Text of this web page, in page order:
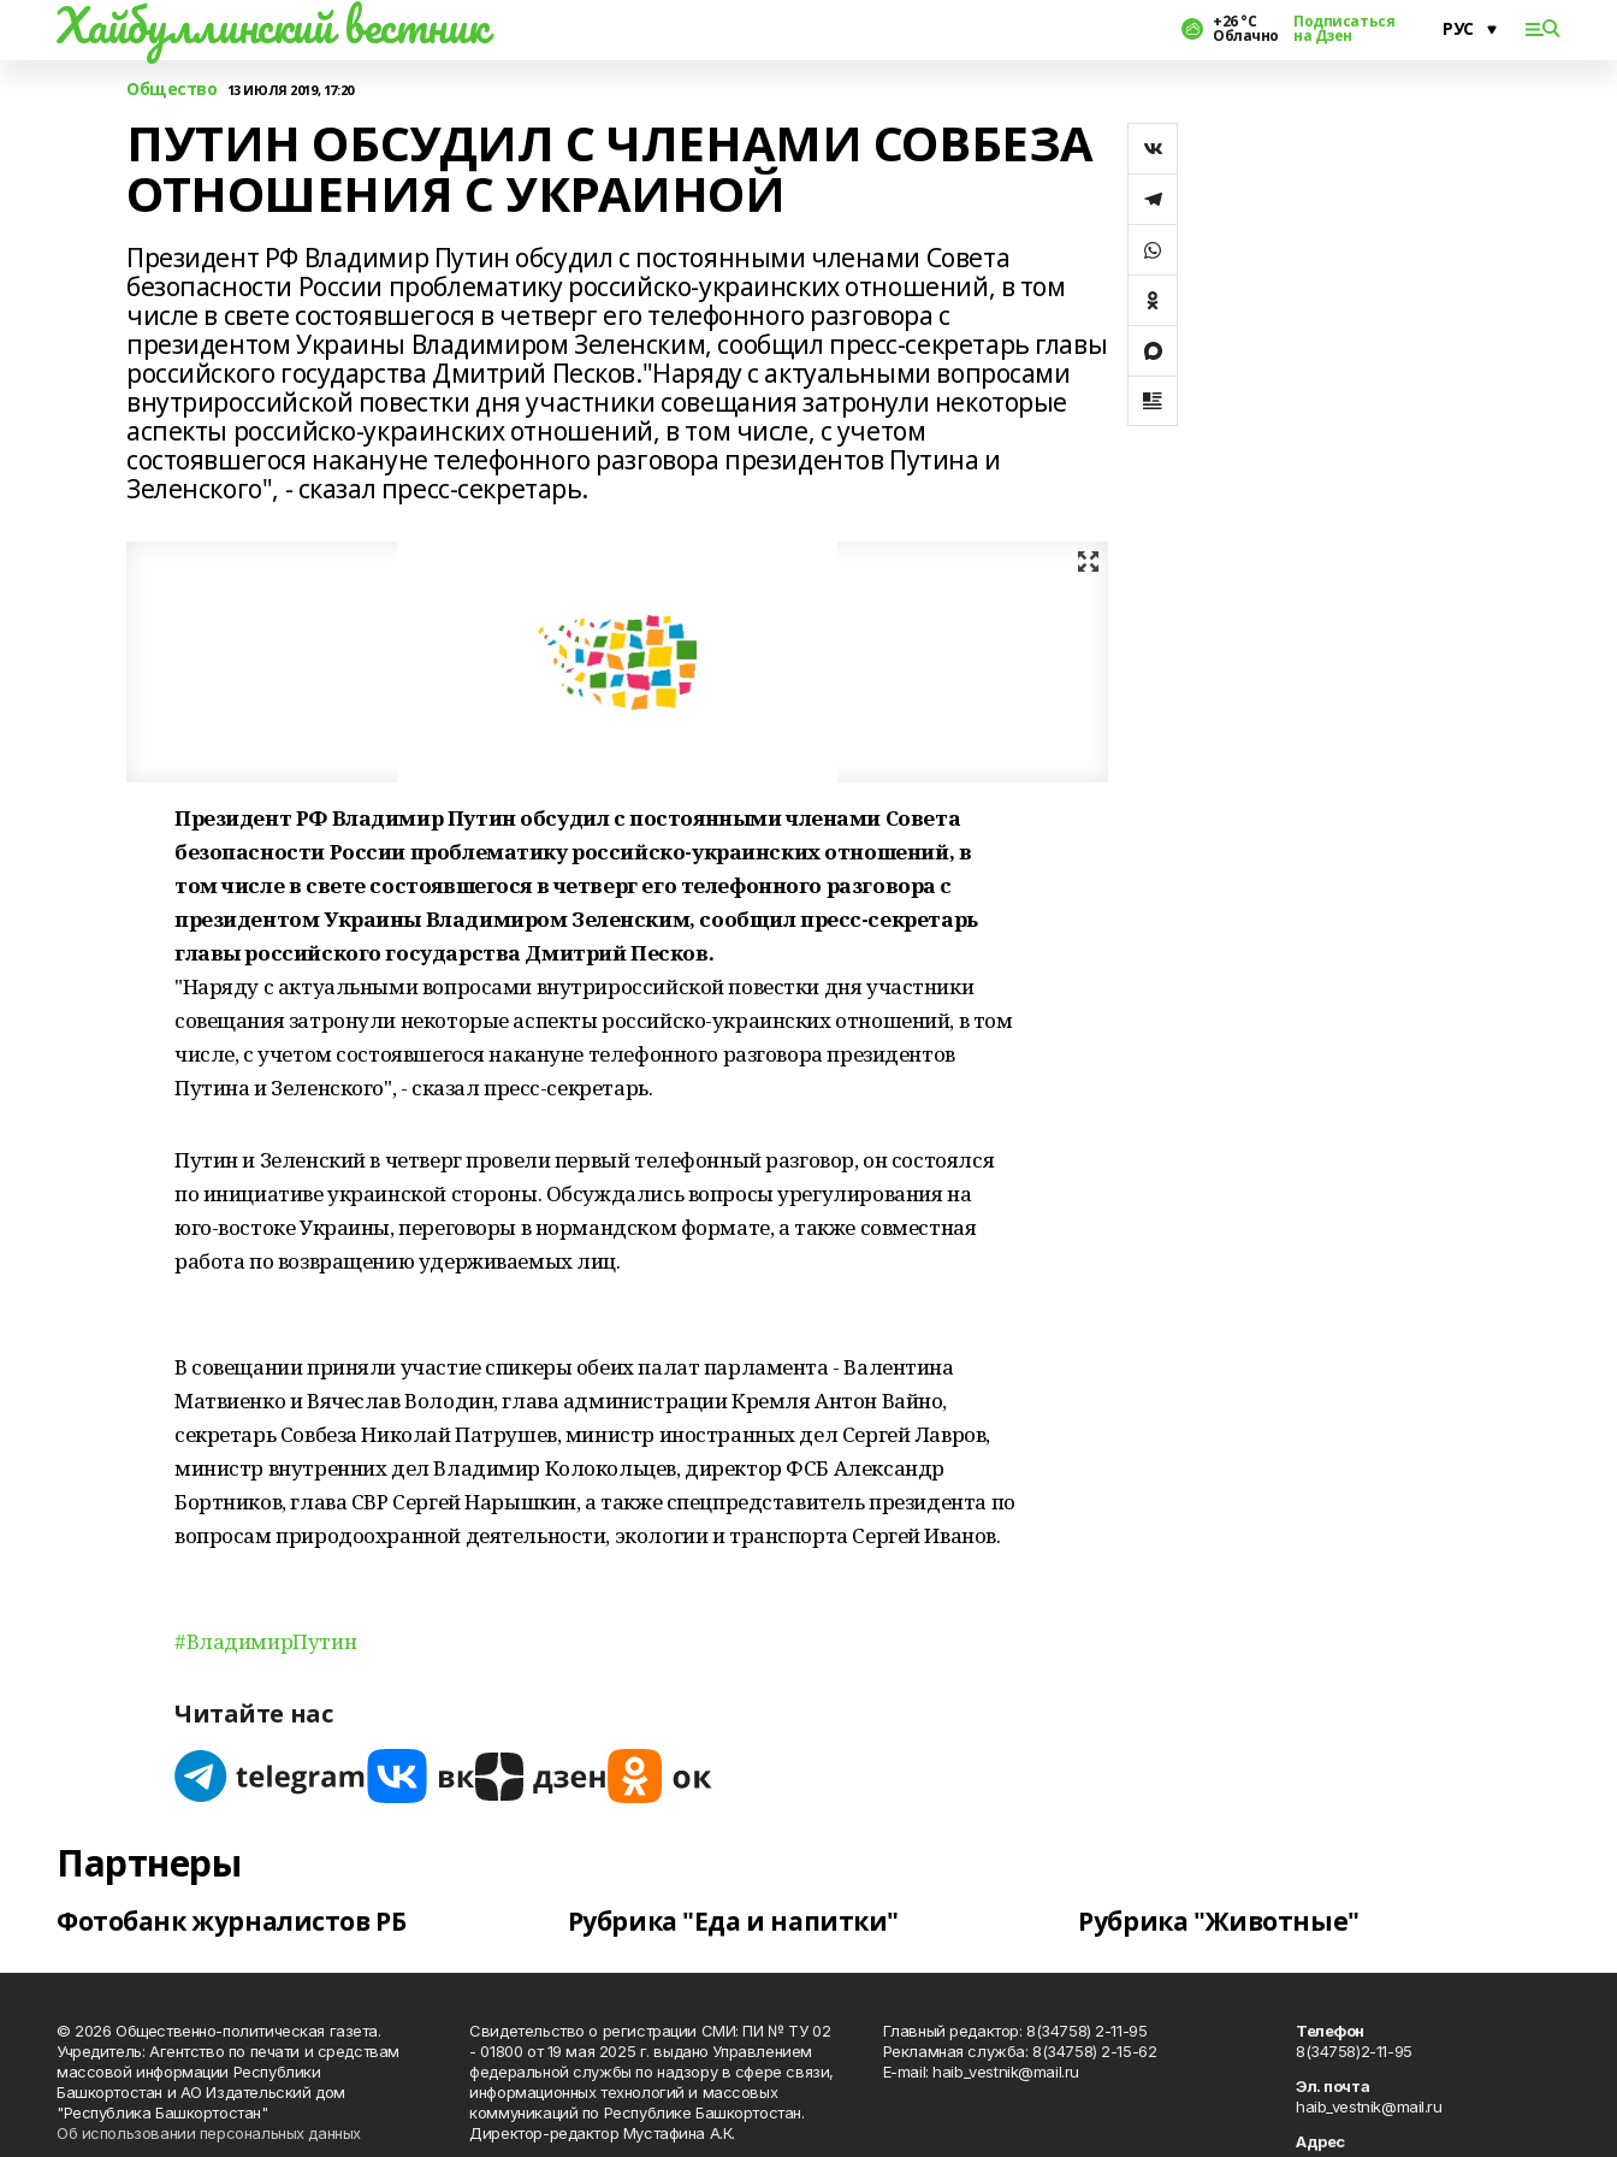
Хайбуллинский вестник +26 °С
Облачно
Подписаться
на Дзен
Общество 13 ИЮЛЯ 2019, 17:20
ПУТИН ОБСУДИЛ С ЧЛЕНАМИ СОВБЕЗА
ОТНОШЕНИЯ С УКРАИНОЙ
Президент РФ Владимир Путин обсудил с постоянными членами Совета
безопасности России проблематику российско-украинских отношений, в том
числе в свете состоявшегося в четверг его телефонного разговора с
президентом Украины Владимиром Зеленским, сообщил пресс-секретарь главы
российского государства Дмитрий Песков."Наряду с актуальными вопросами
внутрироссийской повестки дня участники совещания затронули некоторые
аспекты российско-украинских отношений, в том числе, с учетом
состоявшегося накануне телефонного разговора президентов Путина и
Зеленского", - сказал пресс-секретарь.
Президент РФ Владимир Путин обсудил с постоянными членами Совета
безопасности России проблематику российско-украинских отношений, в
том числе в свете состоявшегося в четверг его телефонного разговора с
президентом Украины Владимиром Зеленским, сообщил пресс-секретарь
главы российского государства Дмитрий Песков.
"Наряду с актуальными вопросами внутрироссийской повестки дня участники
совещания затронули некоторые аспекты российско-украинских отношений, в том
числе, с учетом состоявшегося накануне телефонного разговора президентов
Путина и Зеленского", - сказал пресс-секретарь.
Путин и Зеленский в четверг провели первый телефонный разговор, он состоялся
по инициативе украинской стороны. Обсуждались вопросы урегулирования на
юго-востоке Украины, переговоры в нормандском формате, а также совместная
работа по возвращению удерживаемых лиц.
В совещании приняли участие спикеры обеих палат парламента - Валентина
Матвиенко и Вячеслав Володин, глава администрации Кремля Антон Вайно,
секретарь Совбеза Николай Патрушев, министр иностранных дел Сергей Лавров,
министр внутренних дел Владимир Колокольцев, директор ФСБ Александр
Бортников, глава СВР Сергей Нарышкин, а также спецпредставитель президента по
вопросам природоохранной деятельности, экологии и транспорта Сергей Иванов.
#ВладимирПутин
Читайте нас
Партнеры
Фотобанк журналистов РБ Рубрика "Еда и напитки" Рубрика "Животные"
© 2026 Общественно-политическая газета.
Учредитель: Агентство по печати и средствам
массовой информации Республики
Башкортостан и АО Издательский дом
"Республика Башкортостан"
Об использовании персональных данных
Свидетельство о регистрации СМИ: ПИ № ТУ 02
- 01800 от 19 мая 2025 г. выдано Управлением
федеральной службы по надзору в сфере связи,
информационных технологий и массовых
коммуникаций по Республике Башкортостан.
Директор-редактор Мустафина А.К.
Главный редактор: 8(34758) 2-11-95
Рекламная служба: 8(34758) 2-15-62
Е-mаil: haib_vestnik@mail.ru
Телефон
8(34758)2-11-95
Эл. почта
haib_vestnik@mail.ru
Адрес